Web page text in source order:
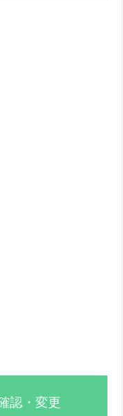
認・変更